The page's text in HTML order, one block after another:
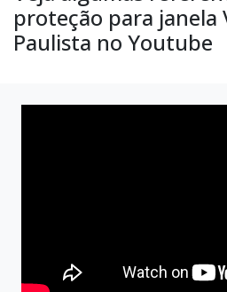
proteção para janela
Paulista no Youtube